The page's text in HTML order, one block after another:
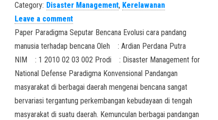
Category: Disaster Management, Kerelawanan
Leave a comment
Paper Paradigma Seputar Bencana Evolusi cara pandang
manusia terhadap bencana Oleh : Ardian Perdana Putra
NIM : 1 2010 02 03 002 Prodi : Disaster Management for
National Defense Paradigma Konvensional Pandangan
masyarakat di berbagai daerah mengenai bencana sangat
bervariasi tergantung perkembangan kebudayaan di tengah
masyarakat di suatu daerah. Kemunculan berbagai pandangan